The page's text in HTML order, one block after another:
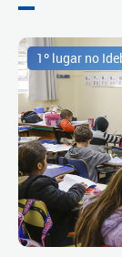
1º lugar no